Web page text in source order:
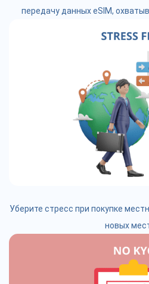
передачу данных eSIM,
Уберите стресс при покупке
новых